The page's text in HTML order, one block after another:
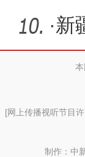
·新
接
[网上传播视听节目
制作：